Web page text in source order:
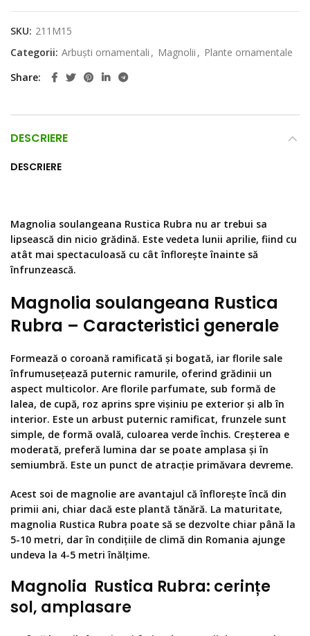
SKU: 211M15
Categorii: Arbuști ornamentali , Magnolii , Plante ornamentale
Share
DESCRIERE
DESCRIERE
Magnolia soulangeana Rustica Rubra nu ar trebui sa
lipsească din nicio grădină. Este vedeta lunii aprilie, fiind cu
atât mai spectaculoasă cu cât înflorește înainte să
înfrunzească.
Magnolia soulangeana Rustica
Rubra – Caracteristici generale
Formează o coroană ramificată și bogată, iar florile sale
înfrumusețează puternic ramurile, oferind grădinii un
aspect multicolor. Are florile parfumate, sub formă de
lalea, de cupă, roz aprins spre vișiniu pe exterior și alb în
interior. Este un arbust puternic ramificat, frunzele sunt
simple, de formă ovală, culoarea verde închis. Creșterea e
moderată, preferă lumina dar se poate amplasa și în
semiumbră. Este un punct de atracție primăvara devreme.
Acest soi de magnolie are avantajul că înflorește încă din
primii ani, chiar dacă este plantă tănără. La maturitate,
magnolia Rustica Rubra poate să se dezvolte chiar până la
5-10 metri, dar în condițiile de climă din Romania ajunge
undeva la 4-5 metri înălțime.
Magnolia Rustica Rubra: cerințe
sol, amplasare